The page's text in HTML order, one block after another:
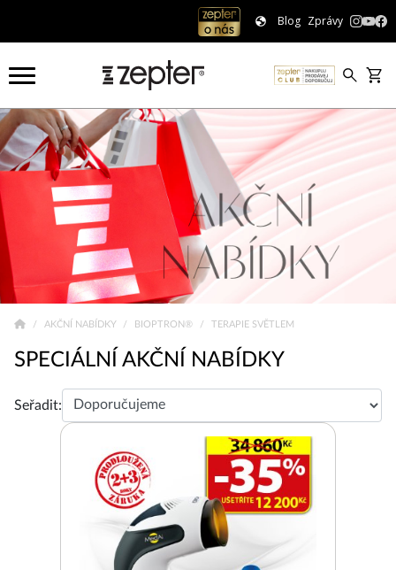
Blog Zprávy
AKČNÍ NABÍDKY BIOPTRON® TERAPIE SVĚTLEM
SPECIÁLNÍ AKČNÍ NABÍDKY
Seřadit: